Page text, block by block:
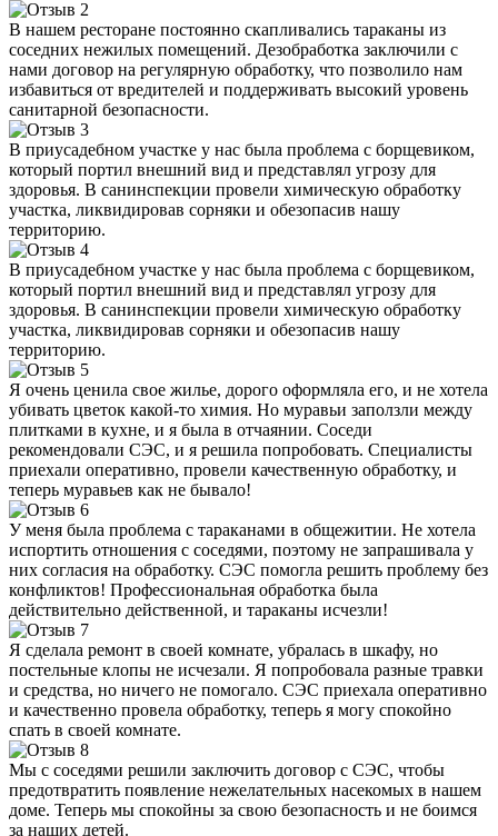
В нашем ресторане постоянно скапливались тараканы из
соседних нежилых помещений. Дезобработка заключили с
нами договор на регулярную обработку, что позволило нам
избавиться от вредителей и поддерживать высокий уровень
санитарной безопасности.
В приусадебном участке у нас была проблема с борщевиком,
который портил внешний вид и представлял угрозу для
здоровья. В санинспекции провели химическую обработку
участка, ликвидировав сорняки и обезопасив нашу
территорию.
В приусадебном участке у нас была проблема с борщевиком,
который портил внешний вид и представлял угрозу для
здоровья. В санинспекции провели химическую обработку
участка, ликвидировав сорняки и обезопасив нашу
территорию.
Я очень ценила свое жилье, дорого оформляла его, и не хотела
убивать цветок какой-то химия. Но муравьи заползли между
плитками в кухне, и я была в отчаянии. Соседи
рекомендовали СЭС, и я решила попробовать. Специалисты
приехали оперативно, провели качественную обработку, и
теперь муравьев как не бывало!
У меня была проблема с тараканами в общежитии. Не хотела
испортить отношения с соседями, поэтому не запрашивала у
них согласия на обработку. СЭС помогла решить проблему без
конфликтов! Профессиональная обработка была
действительно действенной, и тараканы исчезли!
Я сделала ремонт в своей комнате, убралась в шкафу, но
постельные клопы не исчезали. Я попробовала разные травки
и средства, но ничего не помогало. СЭС приехала оперативно
и качественно провела обработку, теперь я могу спокойно
спать в своей комнате.
Мы с соседями решили заключить договор с СЭС, чтобы
предотвратить появление нежелательных насекомых в нашем
доме. Теперь мы спокойны за свою безопасность и не боимся
за наших детей.